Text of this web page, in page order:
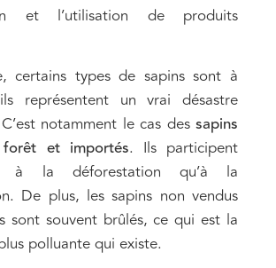
et l’utilisation de produits
certains types de sapins sont à
représentent un vrai désastre
notamment le cas des sapins
et importés. Ils participent
à la déforestation qu’à la
De plus, les sapins non vendus
sont souvent brûlés, ce qui est la
polluante qui existe.